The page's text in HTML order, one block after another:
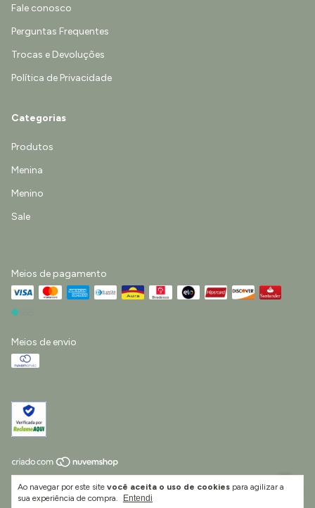
Ao navegar por este site você aceita o uso de cookies para agilizar a
sua experiência de compra.
Entendi
Fale conosco
Perguntas Frequentes
Trocas e Devoluções
Política de Privacidade
Categorias
Produtos
Menina
Menino
Sale
Meios de pagamento
Meios de envio
2026. Todos os direitos reservados.